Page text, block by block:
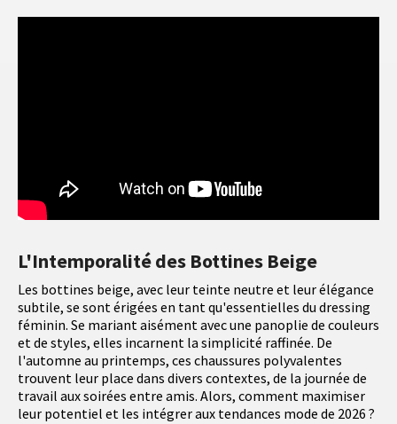
L'Intemporalité des Bottines Beige
Les bottines beige, avec leur teinte neutre et leur élégance
subtile, se sont érigées en tant qu'essentielles du dressing
féminin. Se mariant aisément avec une panoplie de couleurs
et de styles, elles incarnent la simplicité raffinée. De
l'automne au printemps, ces chaussures polyvalentes
trouvent leur place dans divers contextes, de la journée de
travail aux soirées entre amis. Alors, comment maximiser
leur potentiel et les intégrer aux tendances mode de 2026 ?